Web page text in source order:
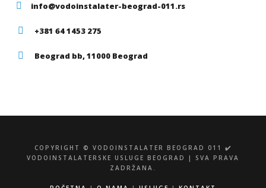
info@vodoinstalater-beograd-011.rs
+381 64 1453 275
Beograd bb, 11000 Beograd
COPYRIGHT © VODOINSTALATER BEOGRAD 011 ✔️
VODOINSTALATERSKE USLUGE BEOGRAD | SVA PRAVA
ZADRŽANA.